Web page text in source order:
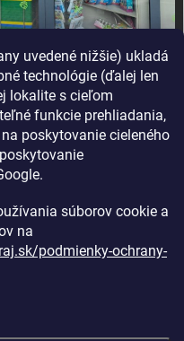
uvedené nižšie) ukladá
technológie (ďalej len
lokalite s cieľom
funkcie prehliadania,
poskytovanie cieleného
súborov cookie a
na
podmienky-ochrany-